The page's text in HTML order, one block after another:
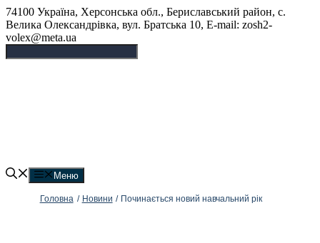
Перейти
до
вмісту
74100 Україна, Херсонська обл., Бериславський район, с.
Велика Олександрівка, вул. Братська 10, E-mail: zosh2-
volex@meta.ua
Меню
Головна / Новини / Починається новий навчальний рік